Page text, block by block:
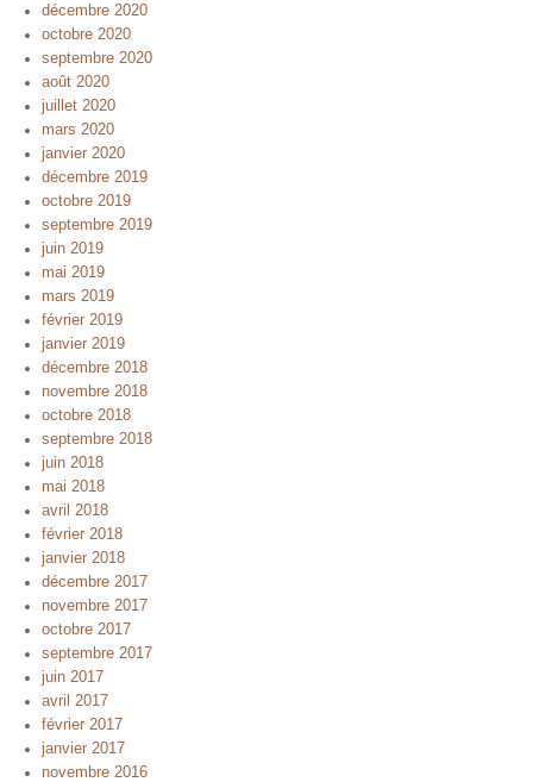
décembre 2020
octobre 2020
septembre 2020
août 2020
juillet 2020
mars 2020
janvier 2020
décembre 2019
octobre 2019
septembre 2019
juin 2019
mai 2019
mars 2019
février 2019
janvier 2019
décembre 2018
novembre 2018
octobre 2018
septembre 2018
juin 2018
mai 2018
avril 2018
février 2018
janvier 2018
décembre 2017
novembre 2017
octobre 2017
septembre 2017
juin 2017
avril 2017
février 2017
janvier 2017
novembre 2016